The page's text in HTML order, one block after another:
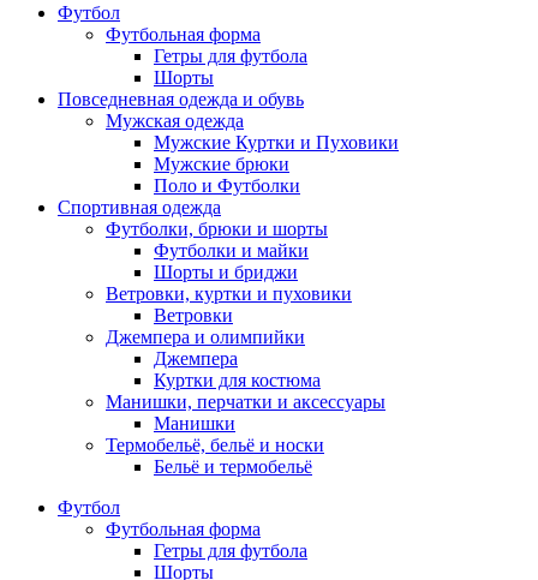
Футбол
Футбольная форма
Гетры для футбола
Шорты
Повседневная одежда и обувь
Мужская одежда
Мужские Куртки и Пуховики
Мужские брюки
Поло и Футболки
Спортивная одежда
Футболки, брюки и шорты
Футболки и майки
Шорты и бриджи
Ветровки, куртки и пуховики
Ветровки
Джемпера и олимпийки
Джемпера
Куртки для костюма
Манишки, перчатки и аксессуары
Манишки
Термобельё, бельё и носки
Бельё и термобельё
Футбол
Футбольная форма
Гетры для футбола
Шорты